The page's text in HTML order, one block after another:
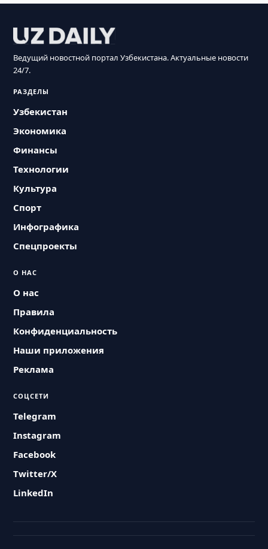
Ведущий новостной портал Узбекистана. Актуальные новости
24/7.
РАЗДЕЛЫ
Узбекистан
Экономика
Финансы
Технологии
Культура
Спорт
Инфографика
Спецпроекты
О НАС
О нас
Правила
Конфиденциальность
Наши приложения
Реклама
СОЦСЕТИ
Telegram
Instagram
Facebook
Twitter/X
LinkedIn